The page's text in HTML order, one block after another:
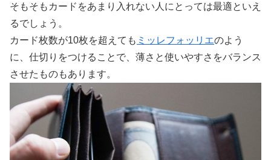
そもそもカードをあまり入れない人にとっては最適といえ
るでしょう。
カード枚数が10枚を超えても ミッレフォッリエのよう
に、仕切りをつけることで、薄さと使いやすさをバランス
させたものもあります。